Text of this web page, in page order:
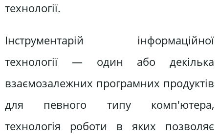
технології.
Інструментарій інформаційної
технології — один або декілька
взаємозалежних програмних продуктів
для певного типу комп'ютера,
технологія роботи в яких позволяє